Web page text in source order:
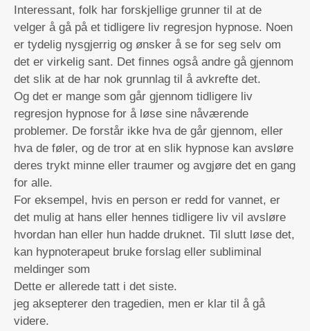
Interessant, folk har forskjellige grunner til at de
velger å gå på et tidligere liv regresjon hypnose. Noen
er tydelig nysgjerrig og ønsker å se for seg selv om
det er virkelig sant. Det finnes også andre gå gjennom
det slik at de har nok grunnlag til å avkrefte det.
Og det er mange som går gjennom tidligere liv
regresjon hypnose for å løse sine nåværende
problemer. De forstår ikke hva de går gjennom, eller
hva de føler, og de tror at en slik hypnose kan avsløre
deres trykt minne eller traumer og avgjøre det en gang
for alle.
For eksempel, hvis en person er redd for vannet, er
det mulig at hans eller hennes tidligere liv vil avsløre
hvordan han eller hun hadde druknet. Til slutt løse det,
kan hypnoterapeut bruke forslag eller subliminal
meldinger som
Dette er allerede tatt i det siste.
jeg aksepterer den tragedien, men er klar til å gå
videre.